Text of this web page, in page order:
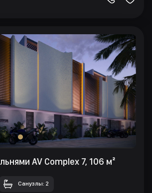
AV Complex 7, 106 м²
Санузлы: 2